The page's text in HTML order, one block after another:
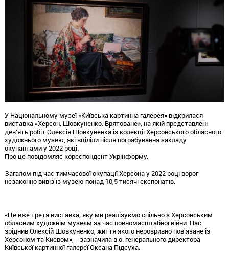
У Національному музеї «Київська картинна галерея» відкрилася
виставка «Херсон. Шовкуненко. Врятоване», на якій представлені
дев’ять робіт Олексія Шовкуненка із колекції Херсонського обласного
художнього музею, які вціліли після пограбування закладу
окупантами у 2022 році.
Про це повідомляє кореспондент Укрінформу.
Загалом під час тимчасової окупації Херсона у 2022 році ворог
незаконно вивіз із музею понад 10,5 тисячі експонатів.
«Це вже третя виставка, яку ми реалізуємо спільно з Херсонським
обласним художнім музеєм за час повномасштабної війни. Нас
зріднив Олексій Шовкуненко, життя якого нерозривно повʼязане із
Херсоном та Києвом», - зазначила в.о. генерального директора
Київської картинної галереї Оксана Підсуха.